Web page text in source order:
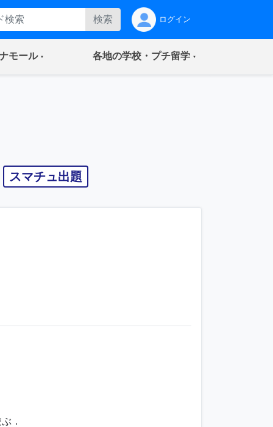
検索 ログイン
モール(current) 各地の学校・プチ留学(current)
スマチュ出題
．